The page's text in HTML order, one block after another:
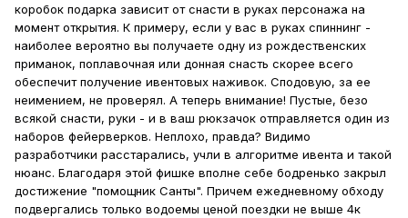
коробок подарка зависит от снасти в руках персонажа на
момент открытия. К примеру, если у вас в руках спиннинг -
наиболее вероятно вы получаете одну из рождественских
приманок, поплавочная или донная снасть скорее всего
обеспечит получение ивентовых наживок. Сподовую, за ее
неимением, не проверял. А теперь внимание! Пустые, безо
всякой снасти, руки - и в ваш рюкзачок отправляется один из
наборов фейерверков. Неплохо, правда? Видимо
разработчики расстарались, учли в алгоритме ивента и такой
нюанс. Благодаря этой фишке вполне себе бодренько закрыл
достижение "помощник Санты". Причем ежедневному обходу
подвергались только водоемы ценой поездки не выше 4к